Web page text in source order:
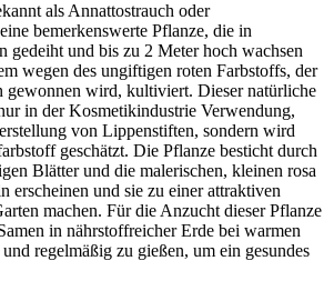
als Annattostrauch oder
bemerkenswerte Pflanze, die in
gedeiht und bis zu 2 Meter hoch wachsen
wegen des ungiftigen roten Farbstoffs, der
gewonnen wird, kultiviert. Dieser natürliche
in der Kosmetikindustrie Verwendung,
von Lippenstiften, sondern wird
geschätzt. Die Pflanze besticht durch
Blätter und die malerischen, kleinen rosa
erscheinen und sie zu einer attraktiven
machen. Für die Anzucht dieser Pflanze
in nährstoffreicher Erde bei warmen
regelmäßig zu gießen, um ein gesundes